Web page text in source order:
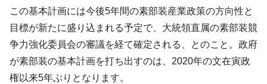
す」⇒「金を経由するドル入手」手段ではないのか？
『Money1』
韓国･外為取引量「1日当たり1,214.4億ド
ル」まで拡大 ⇒ 海外資金の動きに強く左右される状態
『Money1』
韓国･帰ってきた李在明。李在明を支持しな
い「50.5％」に上昇
この基本計画には今後5年間の素部装産業政策の方向性と
目標が新たに盛り込まれる予定で、大統領直属の素部装競
争力強化委員会の審議を経て確定される、とのこと。政府
が素部装の基本計画を打ち出すのは、2020年の文在寅政
権以来5年ぶりとなります。